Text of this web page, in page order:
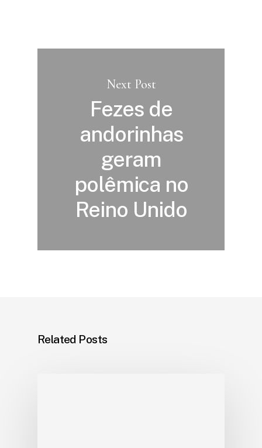
Next Post
Fezes de
andorinhas
geram
polêmica no
Reino Unido
Related Posts